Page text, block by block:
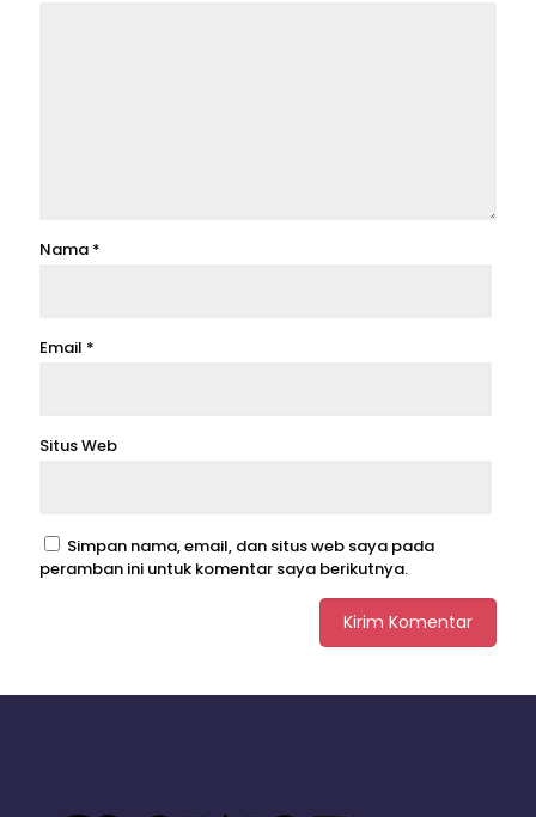
Nama *
Email *
Situs Web
Simpan nama, email, dan situs web saya pada
peramban ini untuk komentar saya berikutnya.